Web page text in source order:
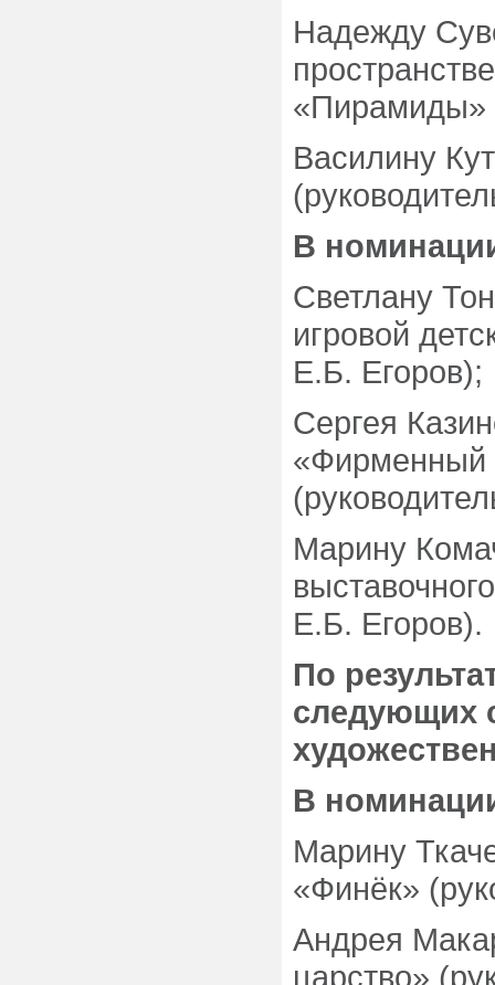
Надежду
«Пирамиды»
Василину
В
Светлану
игровой
Е.Б. Егоров);
Сергея
«Фирменный
Марину
Е.Б. Егоров).
По
следующих
В
Марину
«Финёк»
Андрея
царство»